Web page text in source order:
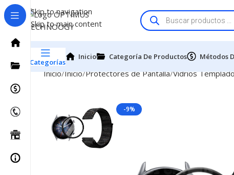
Skip to navigation
Skip to main content
Categorías
Inicio Categoría De Productos Métodos
Inicio Inicio Protectores de Pantalla Vidrios
-9%